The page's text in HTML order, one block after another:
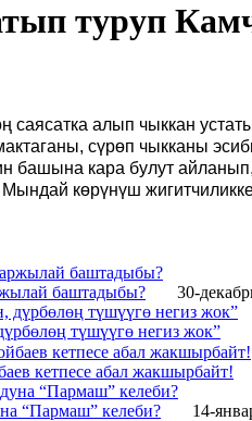
туруп
саясатка алып чыккан
сүрөп чыкканы
башына кара булут
көрүнүш
баштадыбы? 30-
түшүүгө негиз жок”
кетпесе абал жакшырбайт!
“Пармаш” келеби?
14-